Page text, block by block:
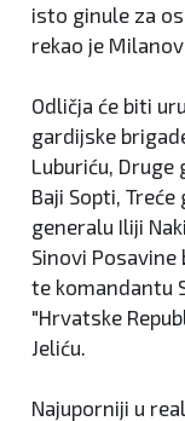
isto ginule za
rekao je
Odličja će biti
gardijske
Luburiću, Druge
Baji Sopti,
generalu Iliji
Sinovi
te komandantu
"Hrvatske
Jeliću.
Najuporniji u